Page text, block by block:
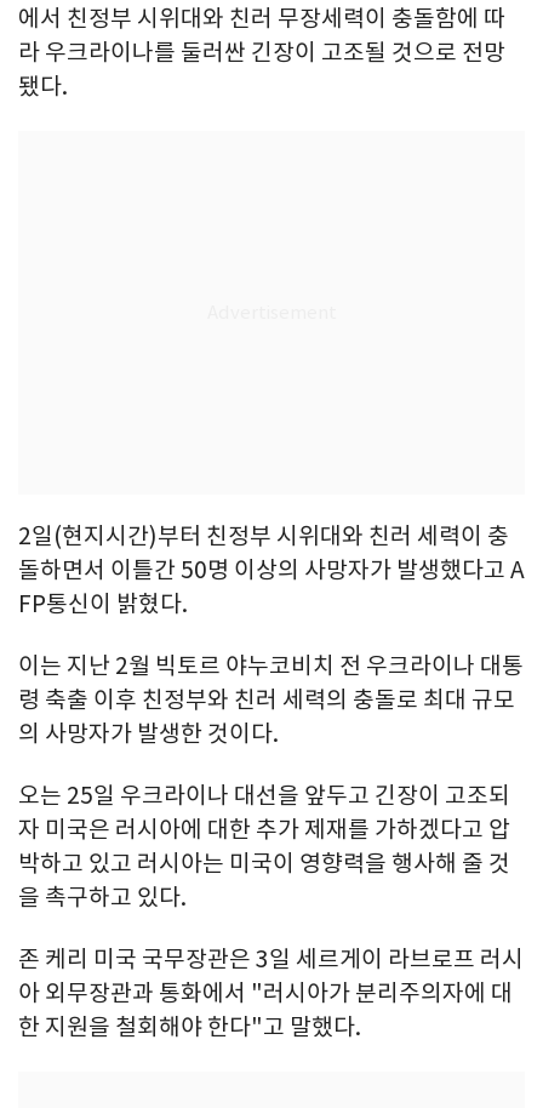
에서 친정부 시위대와 친러 무장세력이 충돌함에 따
라 우크라이나를 둘러싼 긴장이 고조될 것으로 전망
됐다.
2일(현지시간)부터 친정부 시위대와 친러 세력이 충
돌하면서 이틀간 50명 이상의 사망자가 발생했다고 A
FP통신이 밝혔다.
이는 지난 2월 빅토르 야누코비치 전 우크라이나 대통
령 축출 이후 친정부와 친러 세력의 충돌로 최대 규모
의 사망자가 발생한 것이다.
오는 25일 우크라이나 대선을 앞두고 긴장이 고조되
자 미국은 러시아에 대한 추가 제재를 가하겠다고 압
박하고 있고 러시아는 미국이 영향력을 행사해 줄 것
을 촉구하고 있다.
존 케리 미국 국무장관은 3일 세르게이 라브로프 러시
아 외무장관과 통화에서 "러시아가 분리주의자에 대
한 지원을 철회해야 한다"고 말했다.